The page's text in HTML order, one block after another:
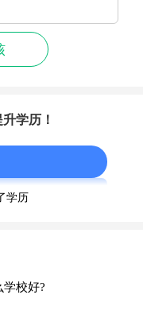
学历！
学历
学校好?